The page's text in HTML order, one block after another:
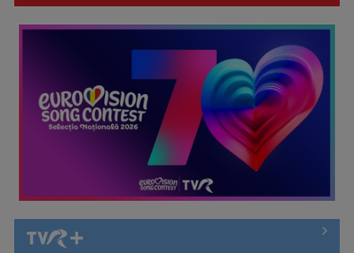
Noua mare bătălie pentru intimitate: UE are în vedere măsuri
stricte ...